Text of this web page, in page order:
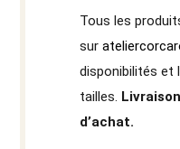
Tous les
sur
disponibilités et
tailles.
d’achat.